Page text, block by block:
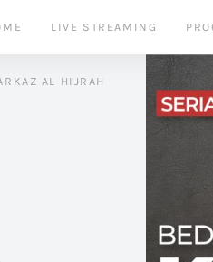
LIVE STREAMING
AL HIJRAH